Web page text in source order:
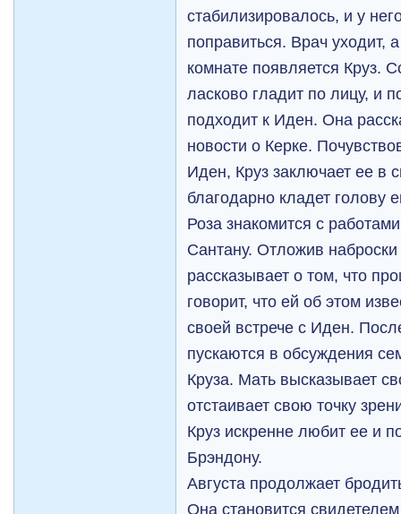
стабилизировалось, и у
поправиться. Врач уходит,
комнате появляется Круз.
ласково гладит по лицу, и
подходит к Иден. Она
новости о Керке.
Иден, Круз заключает ее в
благодарно кладет голову
Роза знакомится с
Сантану. Отложив наброски
рассказывает о том, что
говорит, что ей об этом
своей встрече с Иден.
пускаются в обсуждения
Круза. Мать высказывает
отстаивает свою точку
Круз искренне любит ее и
Брэндону.
Августа продолжает
Она становится